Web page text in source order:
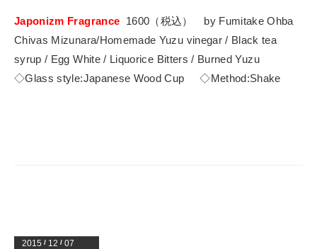
Japonizm Fragrance 1600（税込） by Fumitake Ohba
Chivas Mizunara/Homemade Yuzu vinegar / Black tea
syrup / Egg White / Liquorice Bitters / Burned Yuzu
◇Glass style:Japanese Wood Cup ◇Method:Shake
2015 / 12 / 07